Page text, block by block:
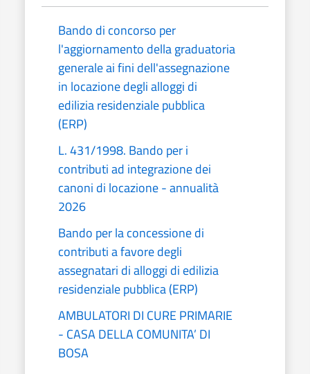
Bando di concorso per
l'aggiornamento della graduatoria
generale ai fini dell'assegnazione
in locazione degli alloggi di
edilizia residenziale pubblica
(ERP)
L. 431/1998. Bando per i
contributi ad integrazione dei
canoni di locazione - annualità
2026
Bando per la concessione di
contributi a favore degli
assegnatari di alloggi di edilizia
residenziale pubblica (ERP)
AMBULATORI DI CURE PRIMARIE
- CASA DELLA COMUNITA’ DI
BOSA